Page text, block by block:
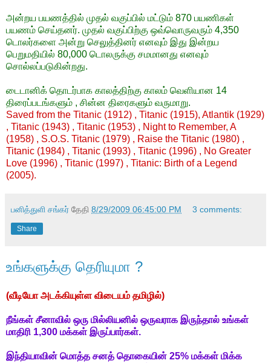
அன்றய பயணத்தில் முதல் வகுப்பில் மட்டும் 870 பயணிகள்
பயணம் செய்தனர். முதல் வகுப்பிற்கு ஒவ்வொருவரும் 4,350
டொலர்களை அன்று செலுத்தினர் எனவும் இது இன்றய
பெறுமதியில் 80,000 டொலருக்கு சமமானது எனவும்
சொல்லப்படுகின்றது.
டைடானிக் தொடர்பாக காலத்திற்கு காலம் வெளியான 14
திரைப்படங்களும் , சின்ன திரைகளும் வருமாறு.
Saved from the Titanic (1912) , Titanic (1915), Atlantik (1929)
, Titanic (1943) , Titanic (1953) , Night to Remember, A
(1958) , S.O.S. Titanic (1979) , Raise the Titanic (1980) ,
Titanic (1984) , Titanic (1993) , Titanic (1996) , No Greater
Love (1996) , Titanic (1997) , Titanic: Birth of a Legend
(2005).
பனித்துளி சங்கர் தேதி 8/29/2009 06:45:00 PM 3 comments:
Share
உங்களுக்கு தெரியுமா ?
(வீடியோ அடக்கியுள்ள விடையம் தமிழில்)
நீங்கள் சீனாவில் ஒரு மில்லியனில் ஒருவராக இருந்தால் உங்கள்
மாதிரி 1,300 மக்கள் இருப்பார்கள்.
இந்தியாவின் மொத்த சனத் தொகையின் 25% மக்கள் மிக்க